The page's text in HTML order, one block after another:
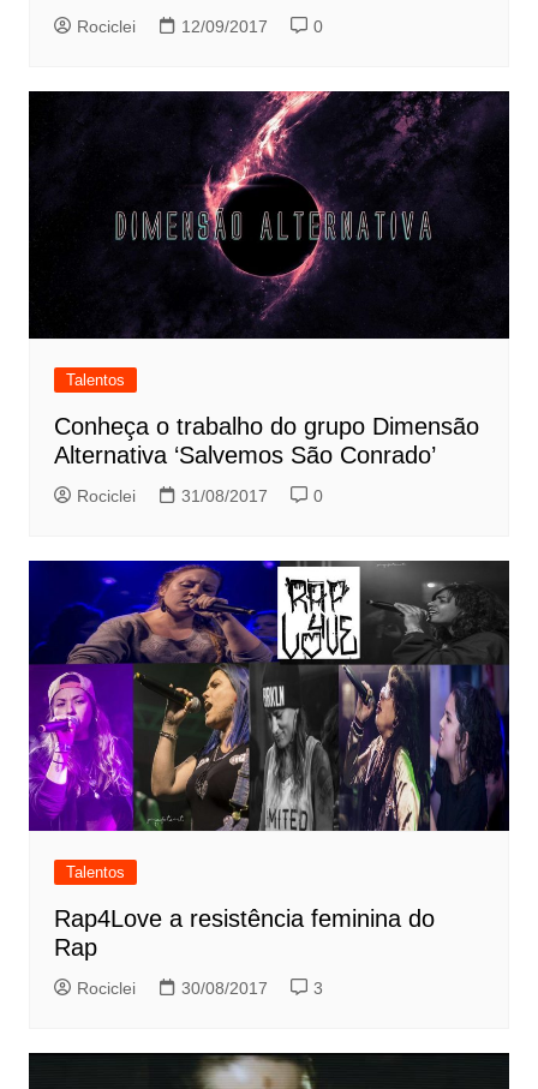
Rociclei 12/09/2017 0
Talentos
Conheça o trabalho do grupo Dimensão
Alternativa ‘Salvemos São Conrado’
Rociclei 31/08/2017 0
Talentos
Rap4Love a resistência feminina do
Rap
Rociclei 30/08/2017 3